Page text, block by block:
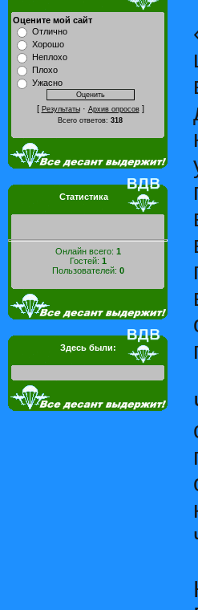
Оцените мой сайт
Отлично
Хорошо
Неплохо
Плохо
Ужасно
[ Результаты· Архив опросов]
Всего ответов: 318
Статистика
Онлайн всего: 1
Гостей: 1
Пользователей: 0
Здесь были: